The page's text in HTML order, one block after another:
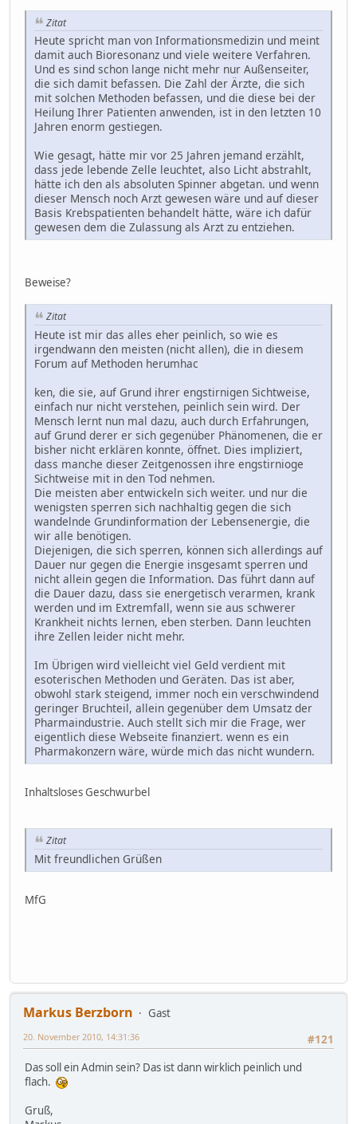
Zitat
Heute spricht man von Informationsmedizin und meint
damit auch Bioresonanz und viele weitere Verfahren.
Und es sind schon lange nicht mehr nur Außenseiter,
die sich damit befassen. Die Zahl der Ärzte, die sich
mit solchen Methoden befassen, und die diese bei der
Heilung Ihrer Patienten anwenden, ist in den letzten 10
Jahren enorm gestiegen.
Wie gesagt, hätte mir vor 25 Jahren jemand erzählt,
dass jede lebende Zelle leuchtet, also Licht abstrahlt,
hätte ich den als absoluten Spinner abgetan. und wenn
dieser Mensch noch Arzt gewesen wäre und auf dieser
Basis Krebspatienten behandelt hätte, wäre ich dafür
gewesen dem die Zulassung als Arzt zu entziehen.
Beweise?
Zitat
Heute ist mir das alles eher peinlich, so wie es
irgendwann den meisten (nicht allen), die in diesem
Forum auf Methoden herumhac
ken, die sie, auf Grund ihrer engstirnigen Sichtweise,
einfach nur nicht verstehen, peinlich sein wird. Der
Mensch lernt nun mal dazu, auch durch Erfahrungen,
auf Grund derer er sich gegenüber Phänomenen, die er
bisher nicht erklären konnte, öffnet. Dies impliziert,
dass manche dieser Zeitgenossen ihre engstirnioge
Sichtweise mit in den Tod nehmen.
Die meisten aber entwickeln sich weiter. und nur die
wenigsten sperren sich nachhaltig gegen die sich
wandelnde Grundinformation der Lebensenergie, die
wir alle benötigen.
Diejenigen, die sich sperren, können sich allerdings auf
Dauer nur gegen die Energie insgesamt sperren und
nicht allein gegen die Information. Das führt dann auf
die Dauer dazu, dass sie energetisch verarmen, krank
werden und im Extremfall, wenn sie aus schwerer
Krankheit nichts lernen, eben sterben. Dann leuchten
ihre Zellen leider nicht mehr.
Im Übrigen wird vielleicht viel Geld verdient mit
esoterischen Methoden und Geräten. Das ist aber,
obwohl stark steigend, immer noch ein verschwindend
geringer Bruchteil, allein gegenüber dem Umsatz der
Pharmaindustrie. Auch stellt sich mir die Frage, wer
eigentlich diese Webseite finanziert. wenn es ein
Pharmakonzern wäre, würde mich das nicht wundern.
Inhaltsloses Geschwurbel
Zitat
Mit freundlichen Grüßen
MfG
Markus Berzborn
Gast
#121
20. November 2010, 14:31:36
Das soll ein Admin sein? Das ist dann wirklich peinlich und
flach.
Gruß,